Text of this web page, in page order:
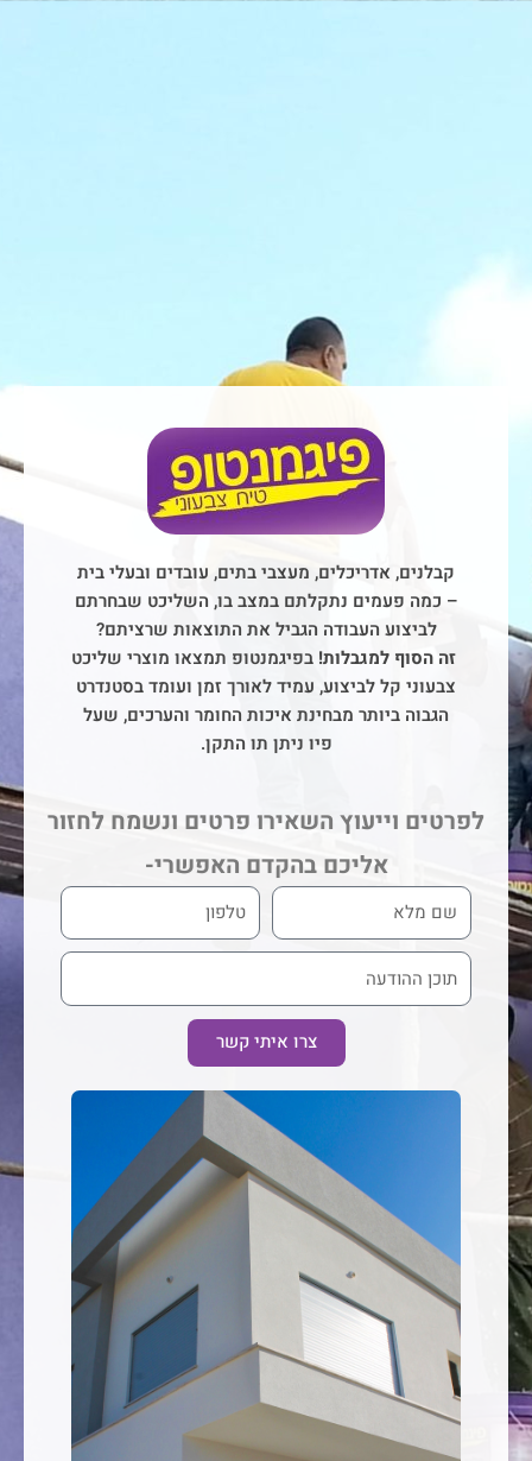
קבלנים, אדריכלים, מעצבי בתים, עובדים ובעלי בית
– כמה פעמים נתקלתם במצב בו, השליכט שבחרתם
לביצוע העבודה הגביל את התוצאות שרציתם?
זה הסוף למגבלות! בפיגמנטופ תמצאו מוצרי שליכט
צבעוני קל לביצוע, עמיד לאורך זמן ועומד בסטנדרט
הגבוה ביותר מבחינת איכות החומר והערכים, שעל
פיו ניתן תו התקן.
לפרטים וייעוץ השאירו פרטים ונשמח לחזור
אליכם בהקדם האפשרי-
צרו איתי קשר